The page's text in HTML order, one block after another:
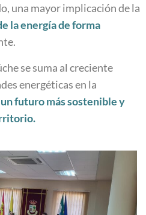
una mayor implicación de la
la energía de forma
se suma al creciente
energéticas en la
futuro más sostenible y